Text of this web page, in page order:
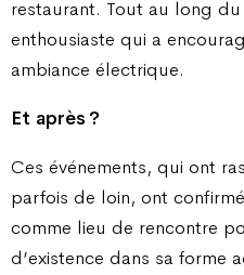
restaurant. Tout au long
enthousiaste qui a
ambiance électrique.
Et après ?
Ces événements, qui ont
parfois de loin, ont
comme lieu de rencontre
d’existence dans sa forme